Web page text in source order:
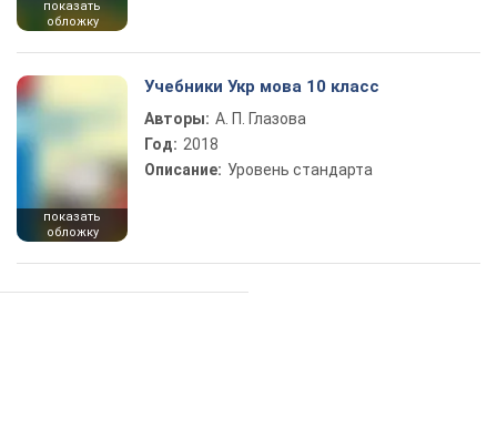
показать
обложку
показать
обложку
Учебники Укр мова 10 класс
Авторы: А. П. Глазова
Год: 2018
Описание: Уровень стандарта